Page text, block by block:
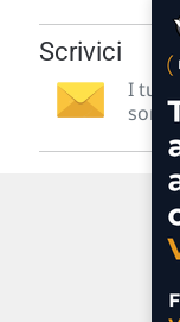
Scrivici
I tuoi
sono